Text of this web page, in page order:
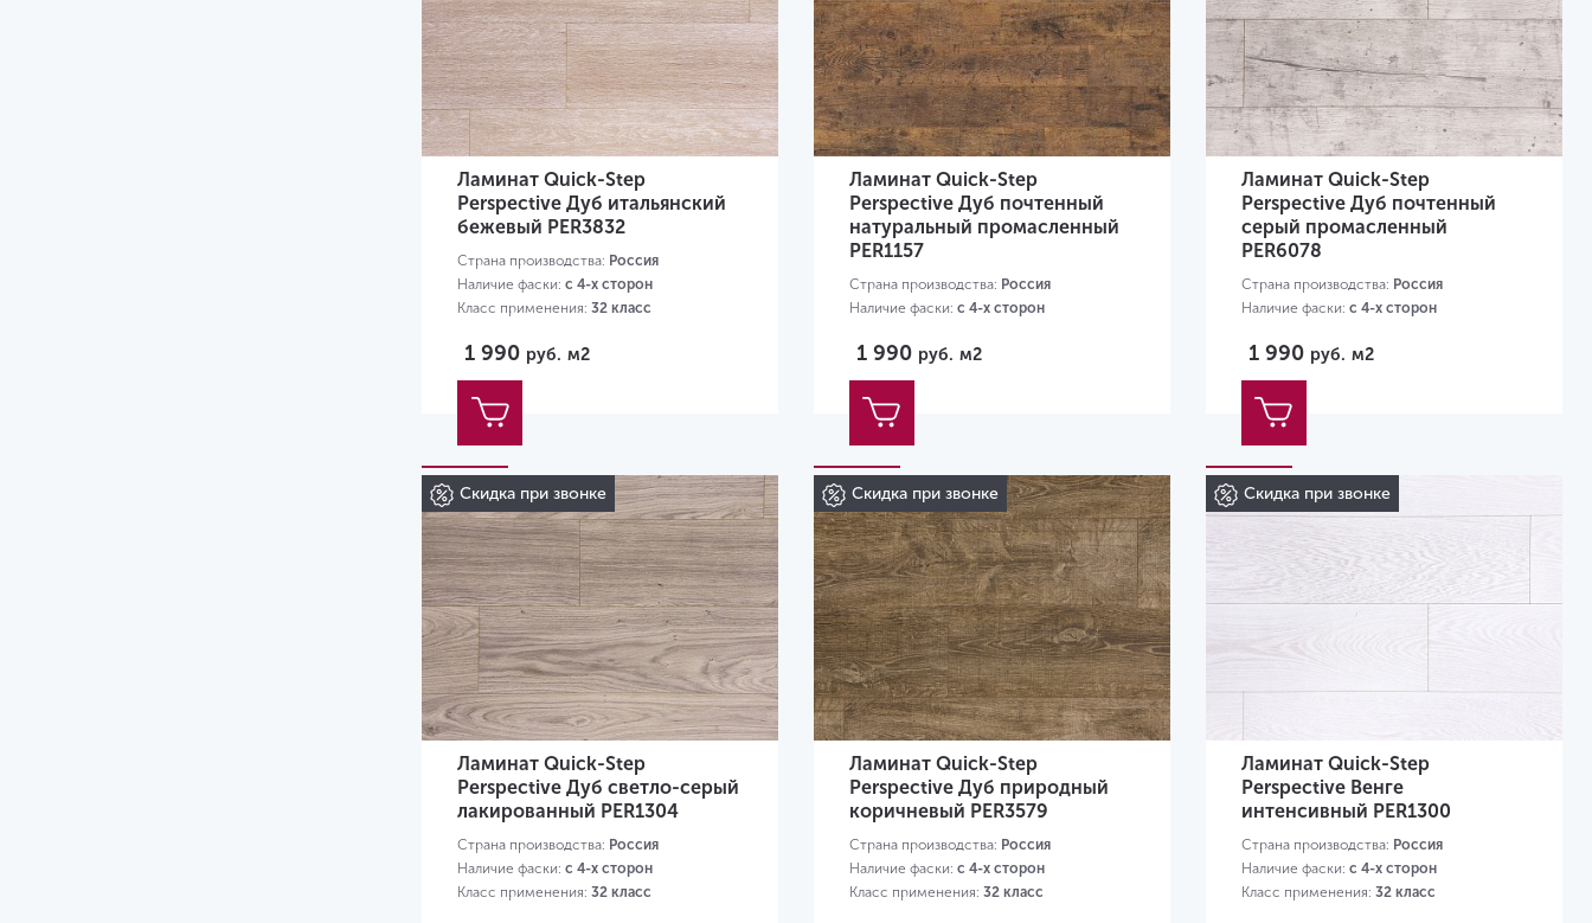
Ламинат Quick-Step
Perspective Дуб итальянский
бежевый PER3832
Страна производства: Россия
Наличие фаски: с 4-х сторон
Класс применения: 32 класс
1 990 руб. м2
Ламинат Quick-Step
Perspective Дуб почтенный
натуральный промасленный
PER1157
Страна производства: Россия
Наличие фаски: с 4-х сторон
Размер:1380х156х9 мм
1 990 руб. м2
Ламинат Quick-Step
Perspective Дуб почтенный
серый промасленный
PER6078
Страна производства: Россия
Наличие фаски: с 4-х сторон
Размер:1380х156х9 мм
1 990 руб. м2
Скидка при звонке
Ламинат Quick-Step
Perspective Дуб светло-серый
лакированный PER1304
Страна производства: Россия
Наличие фаски: с 4-х сторон
Класс применения: 32 класс
Скидка при звонке
Ламинат Quick-Step
Perspective Дуб природный
коричневый PER3579
Страна производства: Россия
Наличие фаски: с 4-х сторон
Класс применения: 32 класс
Скидка при звонке
Ламинат Quick-Step
Perspective Венге
интенсивный PER1300
Страна производства: Россия
Наличие фаски: с 4-х сторон
Класс применения: 32 класс